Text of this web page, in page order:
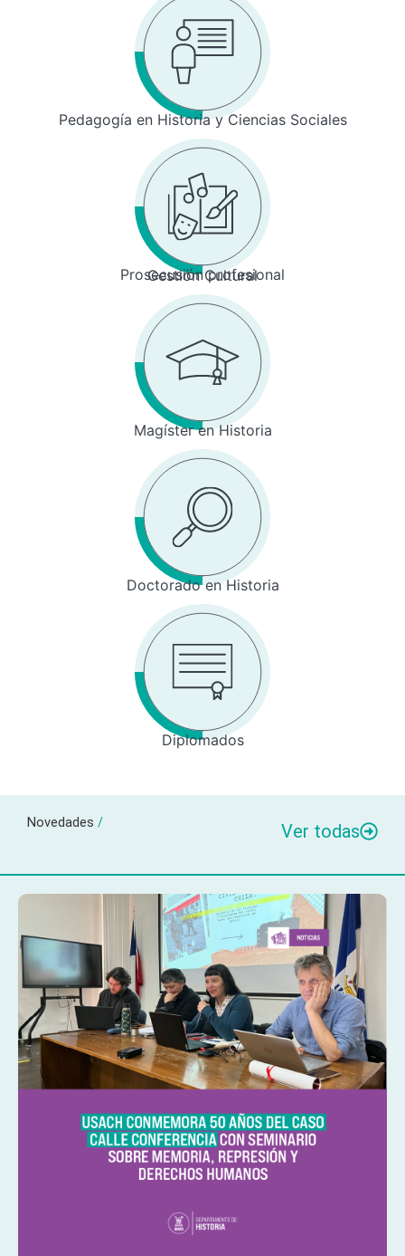
Pedagogía en Historia y Ciencias Sociales
Prosecusión profesional
Gestión Cultural
Magíster en Historia
Doctorado en Historia
Diplomados
Novedades / Ver todas